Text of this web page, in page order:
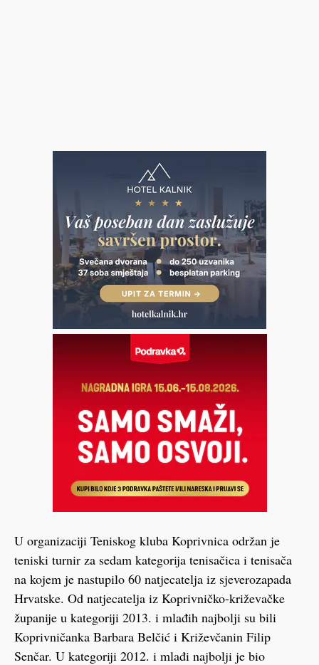
U organizaciji Teniskog kluba Koprivnica održan je
teniski turnir za sedam kategorija tenisačica i tenisača
na kojem je nastupilo 60 natjecatelja iz sjeverozapada
Hrvatske. Od natjecatelja iz Koprivničko-križevačke
županije u kategoriji 2013. i mlađih najbolji su bili
Koprivničanka Barbara Belčić i Križevčanin Filip
Senčar. U kategoriji 2012. i mlađi najbolji je bio